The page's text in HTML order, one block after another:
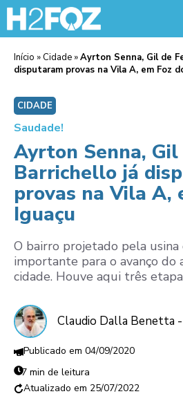
Início » Cidade »Ayrton Senna, Gil de
disputaram provas na Vila A, em Foz
CIDADE
Saudade!
Ayrton Senna,
Barrichello já
provas na Vila A,
Iguaçu
O bairro projetado pela
importante para o avanço
cidade. Houve aqui três
Claudio Dalla Benetta
04/09/2020
7 min de leitura
25/07/2022